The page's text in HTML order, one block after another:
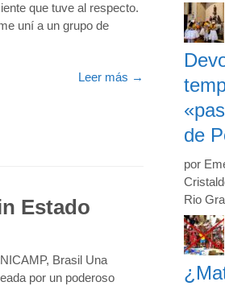
que tuve al respecto.
uní a un grupo de
Leer más →
Estado
Brasil Una
por un poderoso
de
por
Rio